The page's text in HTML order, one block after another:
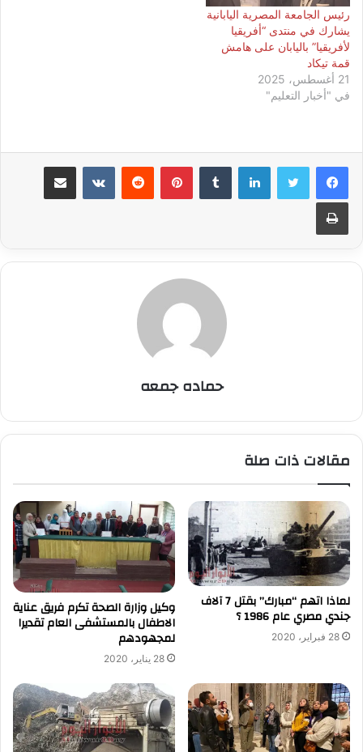
رئيس الجامعة المصرية اليابانية
يشارك في منتدى “أفريقيا
لأفريقيا” باليابان على هامش
قمة تيكاد
21 أغسطس، 2025
في "أخبار التعليم"
لينكدإن بينتيريست مشاركة عبر البريد
طباعة
حماده جمعه
مقالات ذات صلة
لماذا اتهم “مبارك” بقتل 7 آلاف
جندي مصري عام 1986 ؟
28 فبراير، 2020
وكيل وزارة الصحة تكرم فريق عناية
الاطفال بالمستشفى العام تقديرا
لمجهودهم
28 يناير، 2020